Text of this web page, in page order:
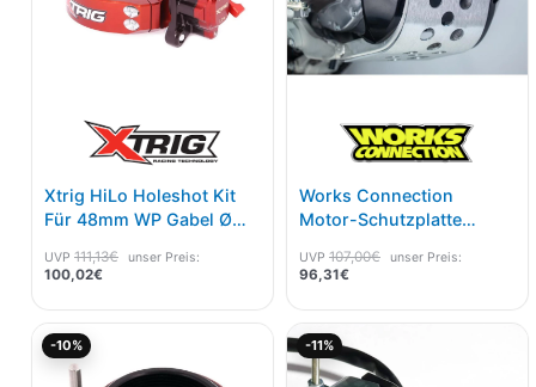
Xtrig HiLo Holeshot Kit
Für 48mm WP Gabel Ø
UVP 111,13€ unser Preis:
100,02€
Works Connection
Motor-Schutzplatte
UVP 107,00€ unser Preis:
96,31€
-10%
war:
-11%
war: